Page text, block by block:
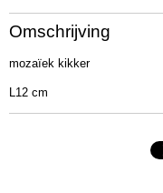
Productcode
7176100
Afmetingen (l,b,h)
Omschrijving
mozaïek kikker
L12 cm